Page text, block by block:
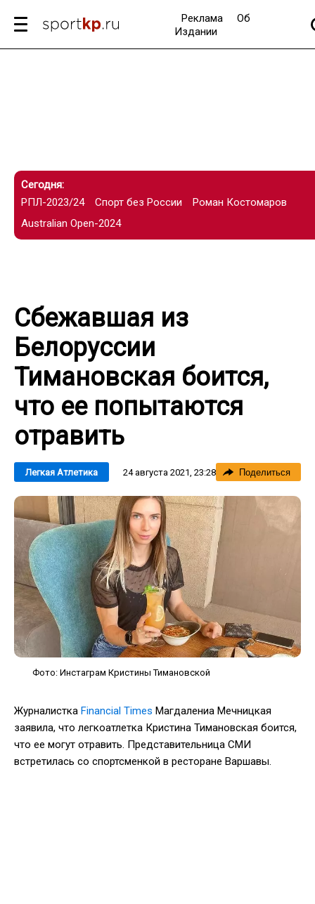
Реклама
Об
Издании
Сегодня:
РПЛ-2023/24
Спорт без России
Роман Костомаров
Australian Open-2024
Сбежавшая из
Белоруссии
Тимановская боится,
что ее попытаются
отравить
Легкая Атлетика 24 августа 2021, 23:28 Поделиться
Фото: Инстаграм Кристины Тимановской
Журналистка Financial Times Магдалениа Мечницкая
заявила, что легкоатлетка Кристина Тимановская боится,
что ее могут отравить. Представительница СМИ
встретилась со спортсменкой в ресторане Варшавы.